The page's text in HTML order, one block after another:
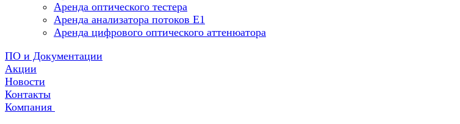
Аренда оптического тестера
Аренда анализатора потоков Е1
Аренда цифрового оптического аттенюатора
ПО и Документации
Акции
Новости
Контакты
Компания